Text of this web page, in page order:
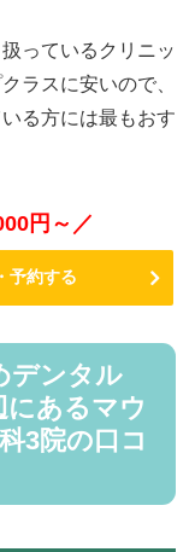
っているクリニッ
ラスに安いので、
る方には最もおす
円～／
予約する
デンタル
にあるマウ
3院の口コ